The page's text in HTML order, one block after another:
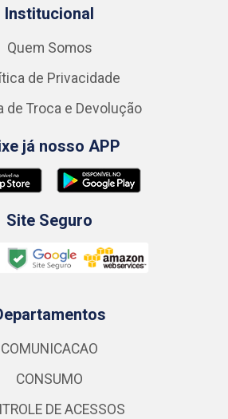
Institucional
Quem Somos
de Privacidade
de Troca e Devolução
já nosso APP
Site Seguro
COMUNICACAO
CONSUMO
DE ACESSOS